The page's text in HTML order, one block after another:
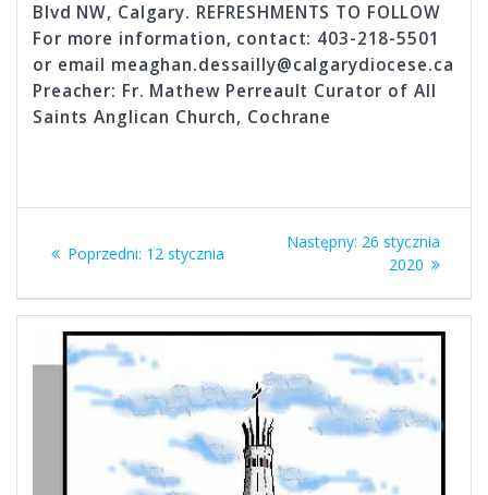
Blvd NW, Calgary. REFRESHMENTS TO FOLLOW
For more information, contact: 403-218-5501
or email meaghan.dessailly@calgarydiocese.ca
Preacher: Fr. Mathew Perreault Curator of All
Saints Anglican Church, Cochrane
wpisu
Poprzedni: Poprzedni
12 stycznia
Następny: Następny
wpis:
26 stycznia
2020